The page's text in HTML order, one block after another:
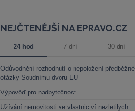
NEJČTENĚJŠÍ NA EPRAVO.CZ
24 hod 7 dní 30 dní
Odůvodnění rozhodnutí o nepoložení předběžné
otázky Soudnímu dvoru EU
Výpověď pro nadbytečnost
Užívání nemovitosti ve vlastnictví nezletilých